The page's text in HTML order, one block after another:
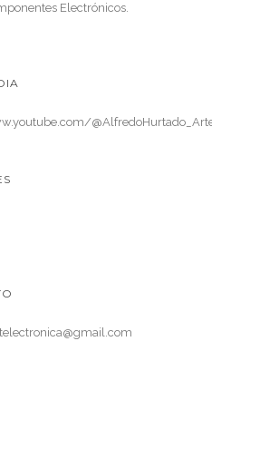
Electrónicos.
@AlfredoHurtado_ArteElectronica